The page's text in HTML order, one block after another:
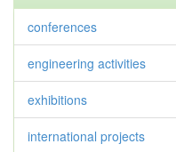
conferences
engineering activities
exhibitions
international projects